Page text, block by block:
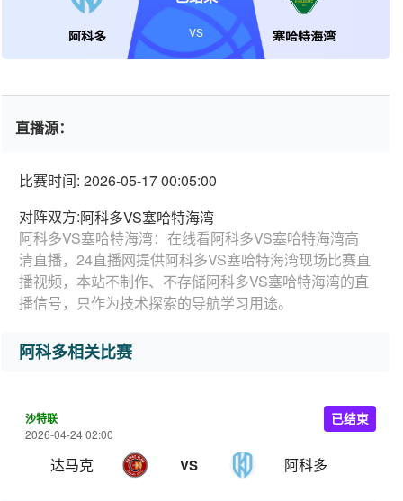
阿科多 塞哈特海湾
VS
直播源：
比赛时间: 2026-05-17 00:05:00
对阵双方:阿科多VS塞哈特海湾
阿科多VS塞哈特海湾：在线看阿科多VS塞哈特海湾高
清直播，24直播网提供阿科多VS塞哈特海湾现场比赛直
播视频，本站不制作、不存储阿科多VS塞哈特海湾的直
播信号，只作为技术探索的导航学习用途。
阿科多相关比赛
沙特联
2026-04-24 02:00
达马克 VS 阿科多
已结束